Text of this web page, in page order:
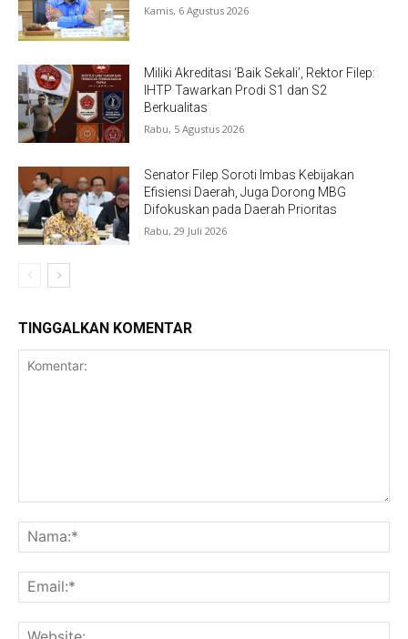
Kamis, 6 Agustus 2026
Miliki Akreditasi ‘Baik Sekali’, Rektor Filep:
IHTP Tawarkan Prodi S1 dan S2
Berkualitas
Rabu, 5 Agustus 2026
Senator Filep Soroti Imbas Kebijakan
Efisiensi Daerah, Juga Dorong MBG
Difokuskan pada Daerah Prioritas
Rabu, 29 Juli 2026
TINGGALKAN KOMENTAR